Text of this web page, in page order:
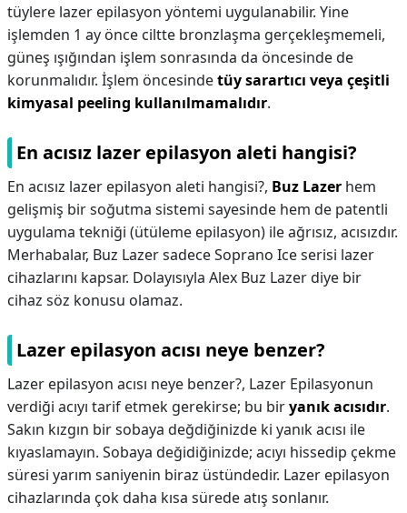
tüylere lazer epilasyon yöntemi uygulanabilir. Yine
işlemden 1 ay önce ciltte bronzlaşma gerçekleşmemeli,
güneş ışığından işlem sonrasında da öncesinde de
korunmalıdır. İşlem öncesindetüy sarartıcı veya çeşitli
kimyasal peeling kullanılmamalıdır.
En acısız lazer epilasyon aleti hangisi?
En acısız lazer epilasyon aleti hangisi?, Buz Lazer hem
gelişmiş bir soğutma sistemi sayesinde hem de patentli
uygulama tekniği (ütüleme epilasyon) ile ağrısız, acısızdır.
Merhabalar, Buz Lazer sadece Soprano Ice serisi lazer
cihazlarını kapsar. Dolayısıyla Alex Buz Lazer diye bir
cihaz söz konusu olamaz.
Lazer epilasyon acısı neye benzer?
Lazer epilasyon acısı neye benzer?, Lazer Epilasyonun
verdiği acıyı tarif etmek gerekirse; bu biryanık acısıdır.
Sakın kızgın bir sobaya değdiğinizde ki yanık acısı ile
kıyaslamayın. Sobaya değidiğinizde; acıyı hissedip çekme
süresi yarım saniyenin biraz üstündedir. Lazer epilasyon
cihazlarında çok daha kısa sürede atış sonlanır.